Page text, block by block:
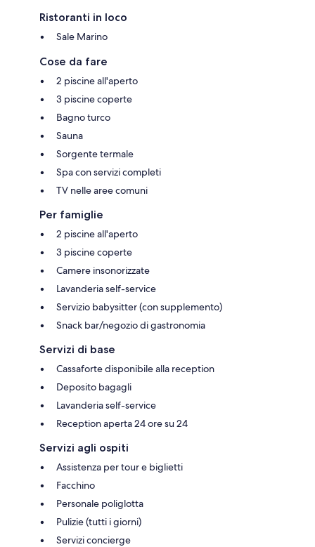
Ristoranti in loco
Sale Marino
Cose da fare
2 piscine all'aperto
3 piscine coperte
Bagno turco
Sauna
Sorgente termale
Spa con servizi completi
TV nelle aree comuni
Per famiglie
2 piscine all'aperto
3 piscine coperte
Camere insonorizzate
Lavanderia self-service
Servizio babysitter (con supplemento)
Snack bar/negozio di gastronomia
Servizi di base
Cassaforte disponibile alla reception
Deposito bagagli
Lavanderia self-service
Reception aperta 24 ore su 24
Servizi agli ospiti
Assistenza per tour e biglietti
Facchino
Personale poliglotta
Pulizie (tutti i giorni)
Servizi concierge